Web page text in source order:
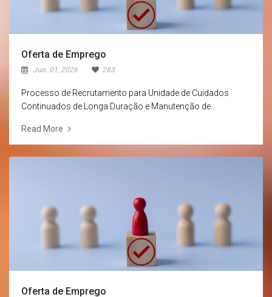
Oferta de Emprego
Jun. 01, 2026 283
Processo de Recrutamento para Unidade de Cuidados
Continuados de Longa Duração e Manutenção de...
Read More
Oferta de Emprego